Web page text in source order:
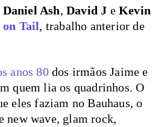
Daniel Ash,David J eKevin
on Tail, trabalho anterior de
anos 80dos irmãos Jaime e
quem lia os quadrinhos. O
eles faziam no Bauhaus, o
new wave, glam rock,